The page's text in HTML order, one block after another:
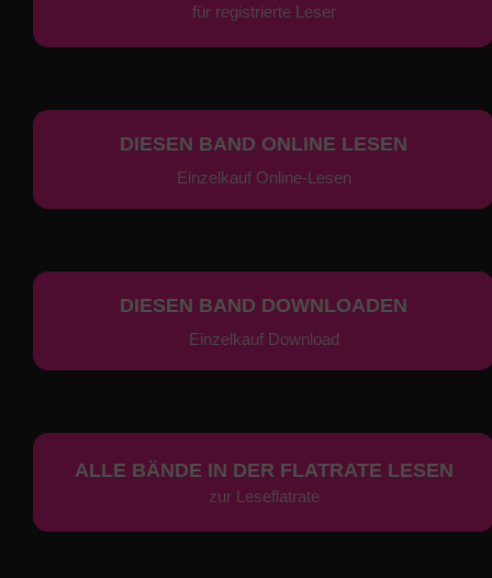
für registrierte Leser
DIESEN BAND ONLINE LESEN
Einzelkauf Online-Lesen
DIESEN BAND DOWNLOADEN
Einzelkauf Download
ALLE BÄNDE IN DER FLATRATE LESEN
zur Leseflatrate